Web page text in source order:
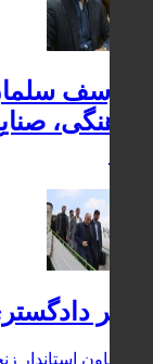
«یوسف
فرهنگی،
وزیر